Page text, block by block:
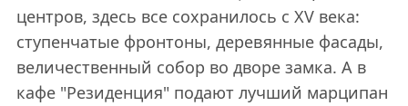
центров, здесь все сохранилось с XV века:
ступенчатые фронтоны, деревянные фасады,
величественный собор во дворе замка. А в
кафе "Резиденция" подают лучший марципан